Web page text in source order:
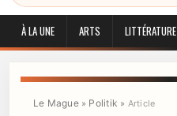
À LA UNE ARTS LITTÉRATURE
Le Mague» Politik » Article